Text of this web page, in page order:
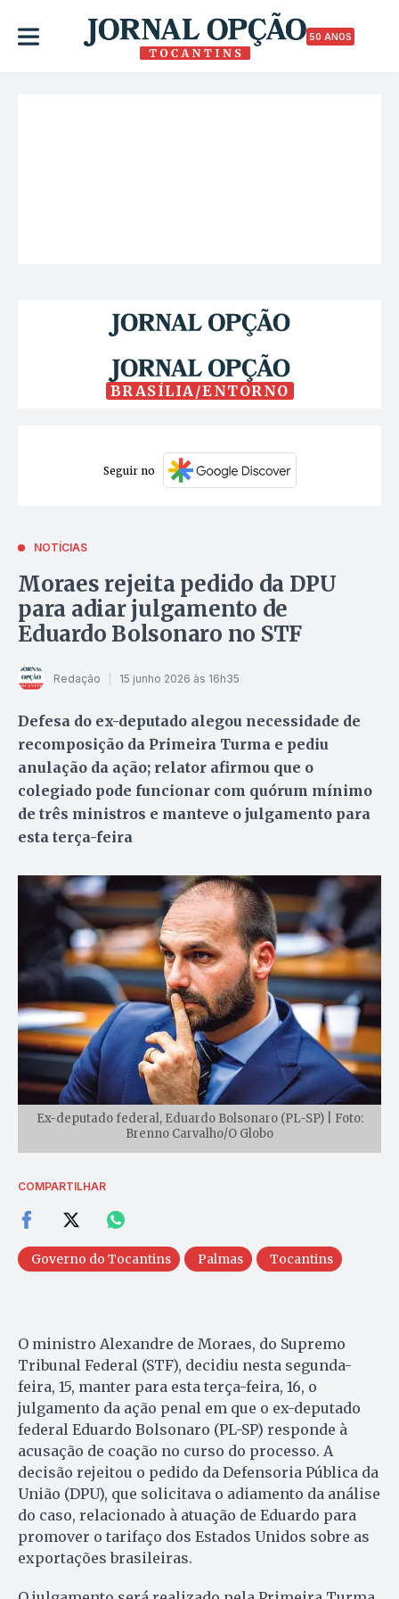
50 ANOS
BRASÍLIA/ENTORNO
Seguir no
NOTÍCIAS
Moraes rejeita pedido da DPU
para adiar julgamento de
Eduardo Bolsonaro no STF
Redação 15 junho 2026 às 16h35
Defesa do ex-deputado alegou necessidade de
recomposição da Primeira Turma e pediu
anulação da ação; relator afirmou que o
colegiado pode funcionar com quórum mínimo
de três ministros e manteve o julgamento para
esta terça-feira
Ex-deputado federal, Eduardo Bolsonaro (PL-SP) | Foto:
Brenno Carvalho/O Globo
COMPARTILHAR
Governo do Tocantins Palmas Tocantins
O ministro Alexandre de Moraes, do Supremo
Tribunal Federal (STF), decidiu nesta segunda-
feira, 15, manter para esta terça-feira, 16, o
julgamento da ação penal em que o ex-deputado
federal Eduardo Bolsonaro (PL-SP) responde à
acusação de coação no curso do processo. A
decisão rejeitou o pedido da Defensoria Pública da
União (DPU), que solicitava o adiamento da análise
do caso, relacionado à atuação de Eduardo para
promover o tarifaço dos Estados Unidos sobre as
exportações brasileiras.